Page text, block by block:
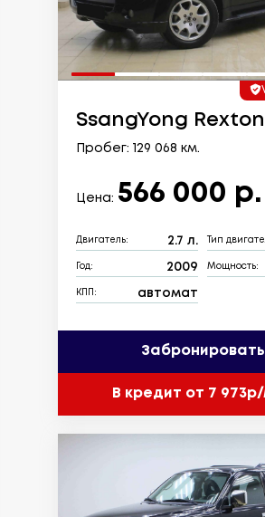
SsangYong Rexton,
Пробег: 129 068 км.
Цена: 566 000 р.
Двигатель: 2.7 л. Тип
Год: 2009 Мощность:
КПП: автомат
Забронировать
В кредит от 7